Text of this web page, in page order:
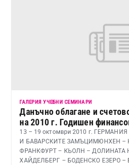
ГАЛЕРИЯ УЧЕБНИ СЕМИНАРИ
Данъчно облагане и
на 2010 г. Годишен
13 – 19 октомври 2010 г.
И БАВАРСКИТЕ ЗАМЪЦИМЮНХЕН –
ФРАНКФУРТ – КЬОЛН – ДОЛИНАТА
ХАЙДЕЛБЕРГ – БОДЕНСКО ЕЗЕРО